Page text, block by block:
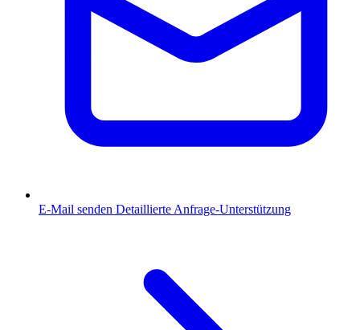
E-Mail senden Detaillierte Anfrage-Unterstützung